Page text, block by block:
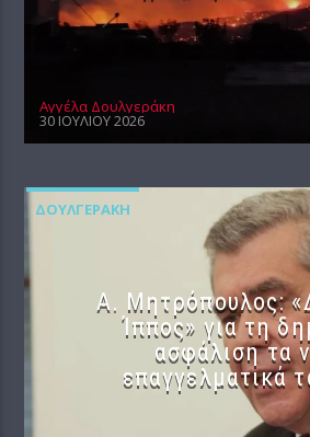
Αγγέλα Δουλγεράκη
30 ΙΟΥΛΊΟΥ 2026
ΔΟΥΛΓΕΡΆΚΗ
Α. Μητρόπουλος:
Ίππος» για τη
ασφάλιση τα
επαγγελματικά